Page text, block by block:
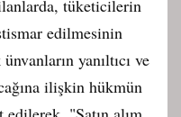
tüketicilerin
edilmesinin
yanıltıcı ve
ilişkin hükmün